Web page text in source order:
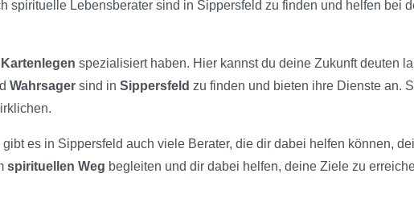
Lebensberater sind in Sippersfeld zu finden und helfen bei
spezialisiert haben. Hier kannst du deine Zukunft deuten
Wahrsager sind in Sippersfeld zu finden und bieten ihre Dienste an.
gibt es in Sippersfeld auch viele Berater, die dir dabei helfen können,
spirituellen Weg begleiten und dir dabei helfen, deine Ziele zu